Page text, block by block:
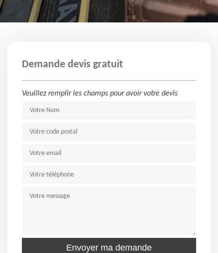
Demande devis gratuit
Veuillez remplir les champs pour avoir votre devis